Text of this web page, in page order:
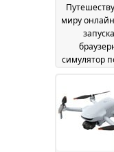
миру
симулятор